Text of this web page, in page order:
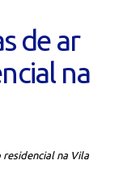
de ar
na
residencial na Vila